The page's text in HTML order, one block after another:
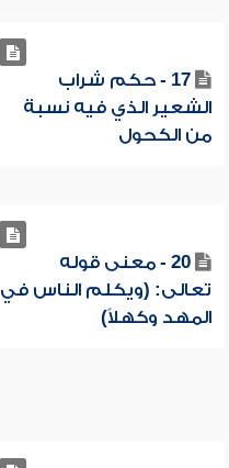
17 - حكم شراب
الشعير الذي فيه نسبة
من الكحول
20 - معنى قوله
تعالى: (ويكلم الناس في
المهد وكهلاً)